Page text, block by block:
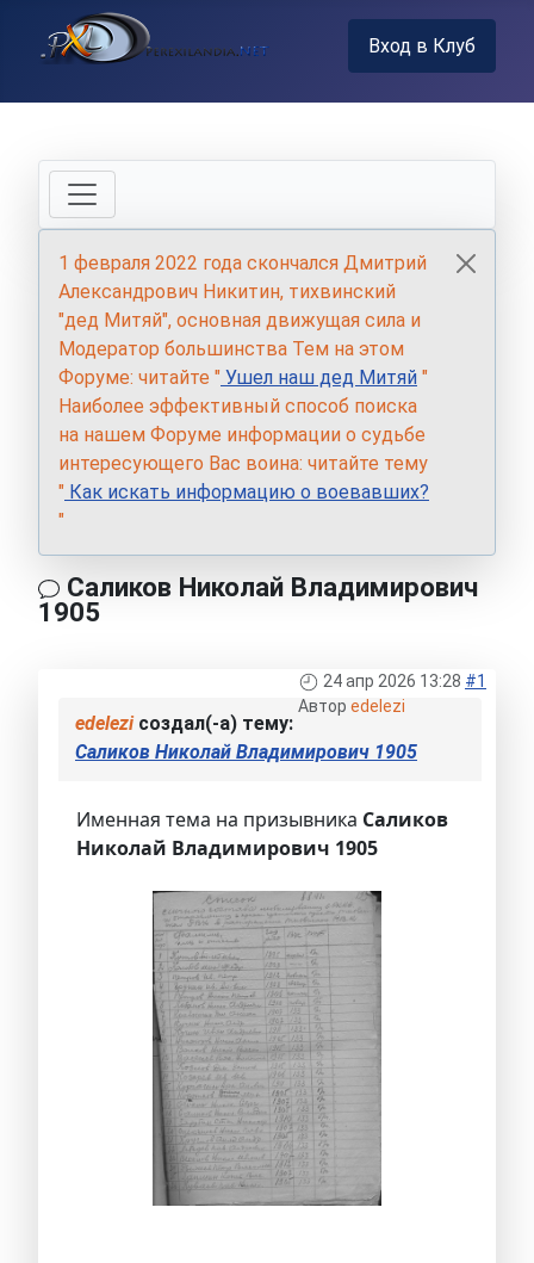
Вход в Клуб
1 февраля 2022 года скончался Дмитрий
Александрович Никитин, тихвинский
"дед Митяй", основная движущая сила и
Модератор большинства Тем на этом
Форуме: читайте " Ушел наш дед Митяй "
Наиболее эффективный способ поиска
на нашем Форуме информации о судьбе
интересующего Вас воина: читайте тему
" Как искать информацию о воевавших?
"
Саликов Николай Владимирович
1905
24 апр 2026 13:28 #1
Автор edelezi
edeleziсоздал(-а) тему:
Саликов Николай Владимирович 1905
Именная тема на призывника Саликов
Николай Владимирович 1905